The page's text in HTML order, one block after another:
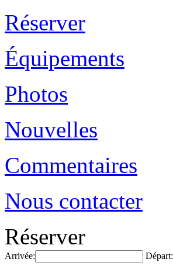
Réserver
Équipements
Photos
Nouvelles
Commentaires
Nous contacter
Réserver
Arrivée: Départ: